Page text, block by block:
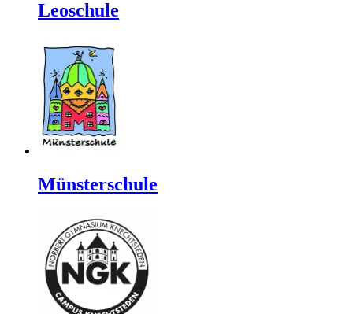
Leoschule
Münsterschule